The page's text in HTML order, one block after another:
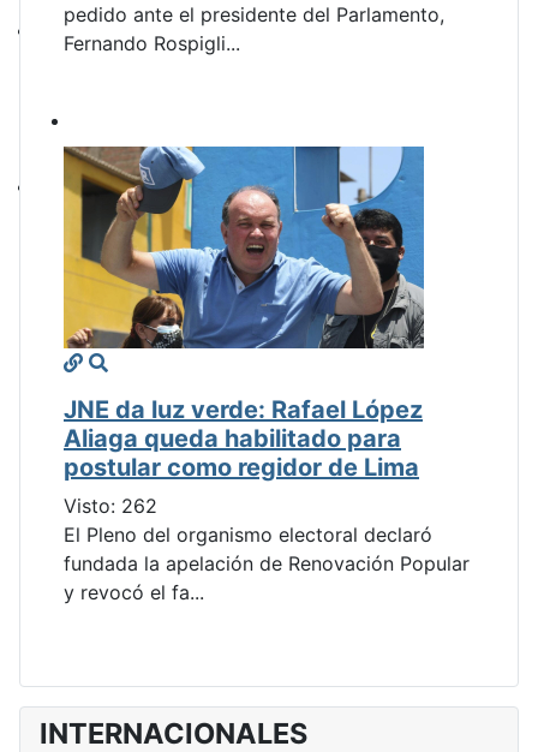
pedido ante el presidente del Parlamento,
Fernando Rospigli...
JNE da luz verde: Rafael López
Aliaga queda habilitado para
postular como regidor de Lima
Visto: 262
El Pleno del organismo electoral declaró
fundada la apelación de Renovación Popular
y revocó el fa...
INTERNACIONALES